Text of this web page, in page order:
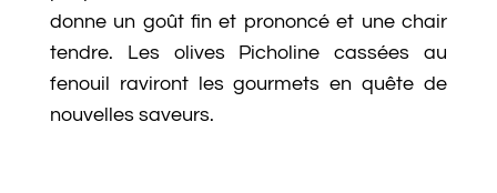
donne un goût fin et prononcé et une chair
tendre. Les olives Picholine cassées au
fenouil raviront les gourmets en quête de
nouvelles saveurs.